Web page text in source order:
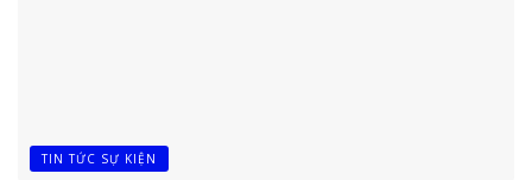
TIN TỨC SỰ KIỆN